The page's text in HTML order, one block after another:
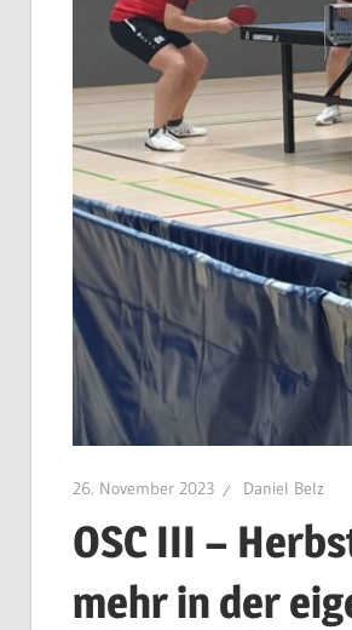
26. November 2023 Daniel Belz
OSC III –
mehr in der